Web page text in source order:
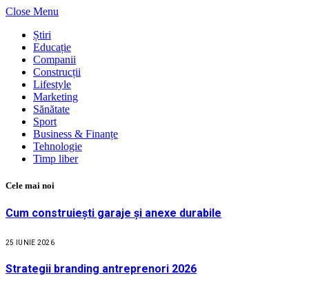
Close Menu
Știri
Educație
Companii
Construcții
Lifestyle
Marketing
Sănătate
Sport
Business & Finanțe
Tehnologie
Timp liber
Cele mai noi
Cum construiești garaje și anexe durabile
25 IUNIE 2026
Strategii branding antreprenori 2026